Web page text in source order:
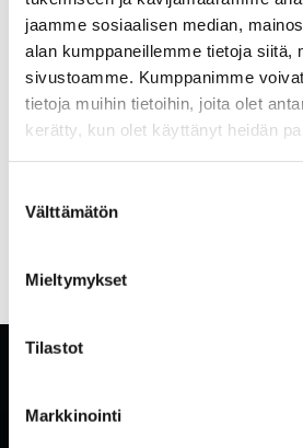
jaamme sosiaalisen median,
alan kumppaneillemme tietoja siitä,
sivustoamme. Kumppanimme
tietoja muihin tietoihin, joita olet
kerätty, kun olet käyttänyt heidän
valinta
Välttämätön
Mieltymykset
Tilastot
Markkinointi